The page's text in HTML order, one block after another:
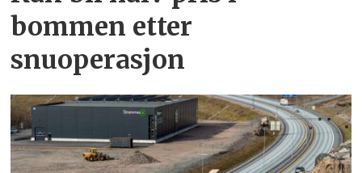
bommen etter
snuoperasjon